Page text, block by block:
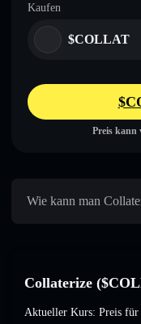
Kaufen
$COLLAT
Preis kann
Wie kann man
Collaterize
Aktueller Kurs: Preis